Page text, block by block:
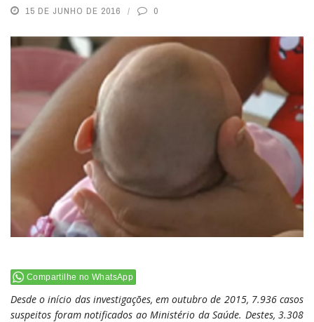
15 DE JUNHO DE 2016 0
Compartilhe no WhatsApp
Desde o início das investigações, em outubro de 2015, 7.936 casos
suspeitos foram notificados ao Ministério da Saúde. Destes, 3.308